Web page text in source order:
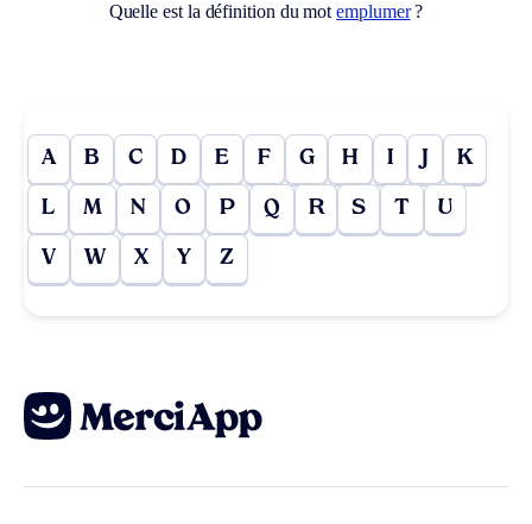
Quelle est la définition du motemplumer?
A B C D E F G H I J K
L M N O P Q R S T U
V W X Y Z